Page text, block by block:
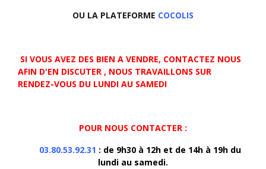
OU LA PLATEFORME COCOLIS
SI VOUS AVEZ DES BIEN A VENDRE, CONTACTEZ NOUS
AFIN D'EN DISCUTER , NOUS TRAVAILLONS SUR
RENDEZ-VOUS DU LUNDI AU SAMEDI
POUR NOUS CONTACTER :
03.80.53.92.31 : de 9h30 à 12h et de 14h à 19h du
lundi au samedi.